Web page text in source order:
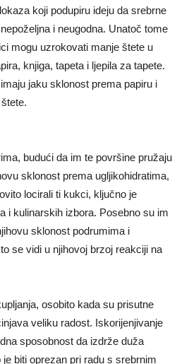
koji podupiru ideju da srebrne
i neugodna. Unatoč tome
mogu uzrokovati manje štete u
knjiga, tapeta i ljepila za tapete.
jaku sklonost prema papiru i
budući da im te površine pružaju
sklonost prema ugljikohidratima,
locirali ti kukci, ključno je
i kulinarskih izbora. Posebno su im
sklonost podrumima i
se vidi u njihovoj brzoj reakciji na
osobito kada su prisutne
veliku radost. Iskorijenjivanje
sposobnost da izdrže duža
biti oprezan pri radu s srebrnim